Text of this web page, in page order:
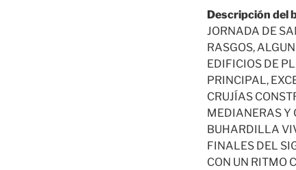
Descripción del
JORNADA DE
RASGOS,
EDIFICIOS DE
PRINCIPAL,
CRUJÍAS
MEDIANERAS Y
BUHARDILLA
FINALES DEL
CON UN RITMO